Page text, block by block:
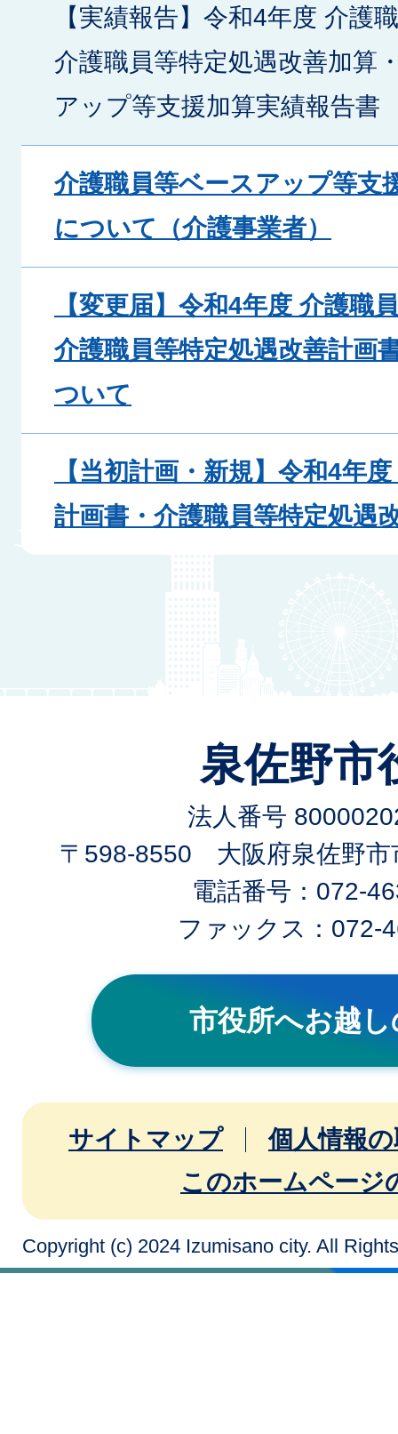
【実績報告】令和4年度 介護
介護職員等特定処遇改善加算
アップ等支援加算実績報告書
介護職員等ベースアップ等支
について（介護事業者）
【変更届】令和4年度 介護職
介護職員等特定処遇改善計画
ついて
【当初計画・新規】令和4年
計画書・介護職員等特定処遇
泉佐野市
法人番号
〒598-8550 大阪府泉佐野市
電話番号：072-
ファックス：072-
市役所へお越
サイトマップ
個人情報
このホームページ
Copyright (c) 2024 Izumisano city. All